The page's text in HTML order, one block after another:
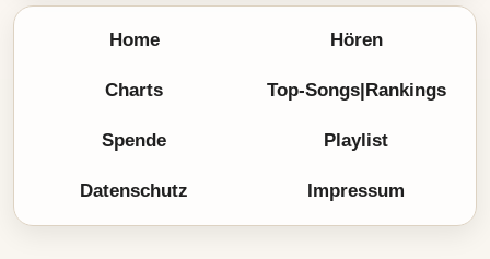
Home Hören
Charts Top-Songs|Rankings
Spende Playlist
Datenschutz Impressum